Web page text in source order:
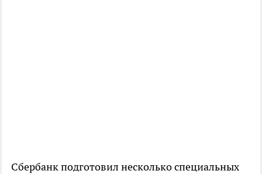
Сбербанк подготовил несколько специальных